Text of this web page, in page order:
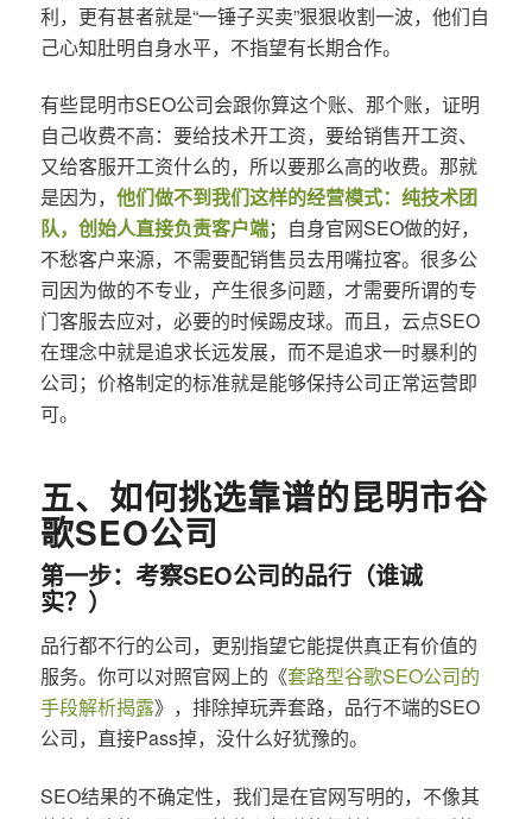
利，更有甚者就是“一锤子买卖”狠狠收割一波，他们自
己心知肚明自身水平，不指望有长期合作。
有些昆明市SEO公司会跟你算这个账、那个账，证明
自己收费不高：要给技术开工资，要给销售开工资、
又给客服开工资什么的，所以要那么高的收费。那就
是因为， 他们做不到我们这样的经营模式：纯技术团
队，创始人直接负责客户端；自身官网SEO做的好，
不愁客户来源，不需要配销售员去用嘴拉客。很多公
司因为做的不专业，产生很多问题，才需要所谓的专
门客服去应对，必要的时候踢皮球。而且，云点SEO
在理念中就是追求长远发展，而不是追求一时暴利的
公司；价格制定的标准就是能够保持公司正常运营即
可。
五、如何挑选靠谱的昆明市谷
歌SEO公司
第一步：考察SEO公司的品行（谁诚
实？）
品行都不行的公司，更别指望它能提供真正有价值的
服务。你可以对照官网上的《套路型谷歌SEO公司的
手段解析揭露》，排除掉玩弄套路，品行不端的SEO
公司，直接Pass掉，没什么好犹豫的。
SEO结果的不确定性，我们是在官网写明的，不像其